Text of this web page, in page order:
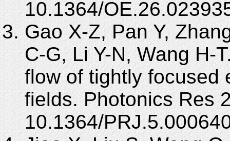
10.1364/
Gao X-Z, Pan Y,
C-G, Li Y-N, Wang H-
flow of tightly focused
fields. Photonics Res
10.1364/